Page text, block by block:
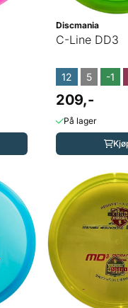
Discmania
C-Line DD3
12 5 -1
209,-
På lager